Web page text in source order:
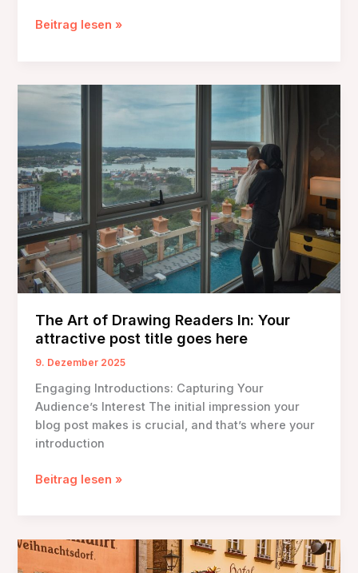
Crafting
awesome
goes
here
Beitrag lesen »
The Art of Drawing Readers In: Your
attractive post title goes here
9. Dezember 2025
Engaging Introductions: Capturing Your
Audience’s Interest The initial impression your
blog post makes is crucial, and that’s where your
introduction
The
Readers
Beitrag lesen »